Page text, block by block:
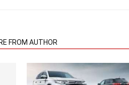
FROM AUTHOR